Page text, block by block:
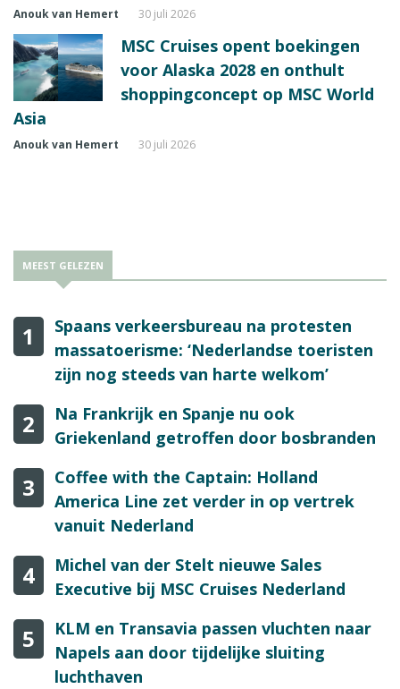
Anouk van Hemert 30 juli 2026
MSC Cruises opent boekingen
voor Alaska 2028 en onthult
shoppingconcept op MSC World
Asia
Anouk van Hemert 30 juli 2026
MEEST GELEZEN
1
Spaans verkeersbureau na protesten
massatoerisme: ‘Nederlandse toeristen
zijn nog steeds van harte welkom’
2
Na Frankrijk en Spanje nu ook
Griekenland getroffen door bosbranden
3
Coffee with the Captain: Holland
America Line zet verder in op vertrek
vanuit Nederland
4
Michel van der Stelt nieuwe Sales
Executive bij MSC Cruises Nederland
5
KLM en Transavia passen vluchten naar
Napels aan door tijdelijke sluiting
luchthaven